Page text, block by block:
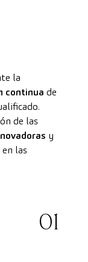
la
continua de
de las
y
las
01